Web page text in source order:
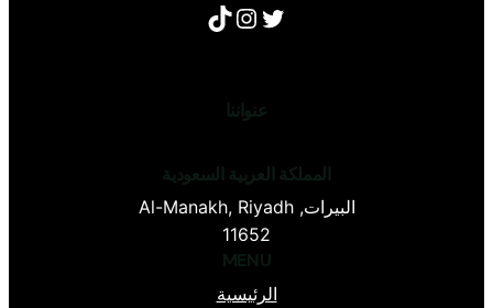
عنواننا
المملكة العربية السعودية
البيرات, Al-Manakh, Riyadh
11652
MENU
الرئيسية